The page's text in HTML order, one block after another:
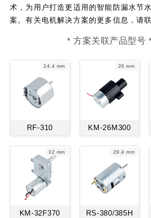
术，为用户打造更适用的智能防漏水节
案。有关电机解决方案的更多信息，请
* 方案关联产品型号
24.4 mm
RF-310
26 mm
KM-26M300
32 mm
KM-32F370
29.4 mm
RS-380/385H